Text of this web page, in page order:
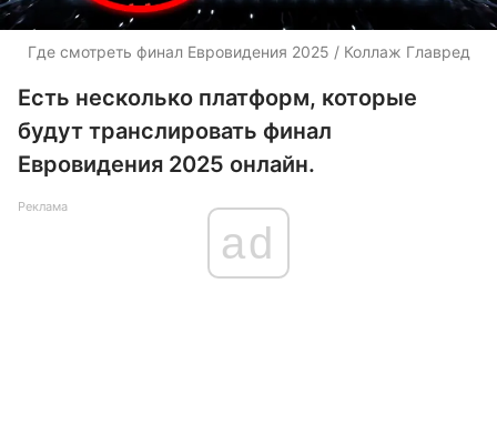
Где смотреть финал Евровидения 2025 / Коллаж Главред
Есть несколько платформ, которые
будут транслировать финал
Евровидения 2025 онлайн.
Реклама
ad